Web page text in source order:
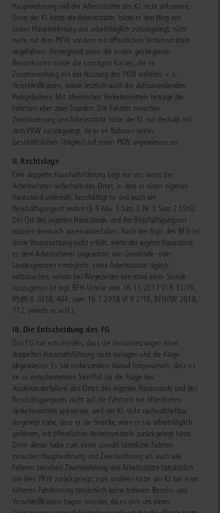
Hauptwohnung und der Arbeitsstätte des Kl. nicht ankomme.
Denn der Kl. hätte die Arbeitsstätte, hätte er den Weg von
seiner Hauptwohnung aus arbeitstäglich zurückgelegt, nicht
mehr mit dem PKW, sondern mit öffentlichen Verkehrsmitteln
angefahren. Hintergrund seien die enorm gestiegenen
Benzinkosten sowie die sonstigen Kosten, die im
Zusammenhang mit der Nutzung des PKW anfielen, v. a.
Verschleißkosten, sowie letztlich auch die aufzuwendenden
Parkgebühren. Mit öffentlichen Verkehrsmitteln betrage die
Fahrtzeit aber zwei Stunden. Die Fahrten zwischen
Zweitwohnung und Arbeitsstätte habe der Kl. nur deshalb mit
dem PKW zurückgelegt, da er im Rahmen seiner
Geschäftsführer-Tätigkeit auf einen PKW angewiesen sei.
II. Rechtslage
Eine doppelte Haushaltsführung liegt nur vor, wenn der
Arbeitnehmer außerhalb des Ortes, in dem er einen eigenen
Hausstand unterhält, beschäftigt ist und auch am
Beschäftigungsort wohnt (§ 9 Abs. 1 Satz 3 Nr. 5 Satz 2 EStG).
Der Ort des eigenen Hausstands und der Beschäftigungsort
müssen demnach auseinanderfallen. Nach der Rspr. des BFH ist
diese Voraussetzung nicht erfüllt, wenn der eigene Hausstand
es dem Arbeitnehmer ungeachtet von Gemeinde- oder
Landesgrenzen ermöglicht, seine Arbeitsstätte täglich
aufzusuchen, wovon bei Wegezeiten von etwa einer Stunde
auszugehen ist (vgl. BFH-Urteile vom 16.11.2017 VI R 31/16,
BStBl II 2018, 404; vom 16.1.2018 VI R 2/16, BFH/NV 2018,
712, jeweils m.w.N.).
III. Die Entscheidung des FG
Das FG hat entschieden, dass die Voraussetzungen einer
doppelten Haushaltsführung nicht vorlagen und die Klage
abgewiesen. Es hat insbesondere darauf hingewiesen, dass es
im zu entscheidenden Streitfall für die Frage des
Auseinanderfallens des Ortes des eigenen Hausstands und des
Beschäftigungsorts nicht auf die Fahrtzeit mit öffentlichen
Verkehrsmitteln ankomme, weil der Kl. nicht nachvollziehbar
dargelegt habe, dass er die Strecke, wäre er sie arbeitstäglich
gefahren, mit öffentlichen Verkehrsmitteln zurückgelegt hätte.
Denn dieser habe zum einen sowohl sämtliche Fahrten
zwischen Hauptwohnung und Zweitwohnung als auch alle
Fahrten zwischen Zweitwohnung und Arbeitsstätte tatsächlich
mit dem PKW zurückgelegt; zum anderen hätte der Kl. bei einer
höheren Fahrleistung tatsächlich keine höheren Benzin- und
Verschleißkosten tragen müssen, da es sich um einen